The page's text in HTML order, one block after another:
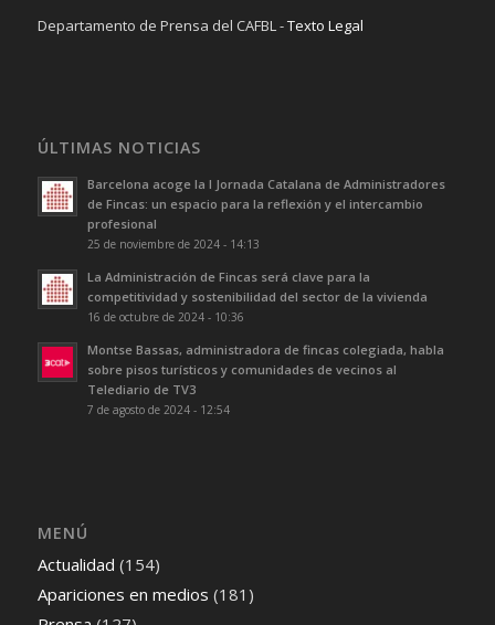
Departamento de Prensa del CAFBL -Texto Legal
ÚLTIMAS NOTICIAS
Barcelona acoge la I Jornada Catalana de Administradores
de Fincas: un espacio para la reflexión y el intercambio
profesional
25 de noviembre de 2024 - 14:13
La Administración de Fincas será clave para la
competitividad y sostenibilidad del sector de la vivienda
16 de octubre de 2024 - 10:36
Montse Bassas, administradora de fincas colegiada, habla
sobre pisos turísticos y comunidades de vecinos al
Telediario de TV3
7 de agosto de 2024 - 12:54
MENÚ
Actualidad (154)
Apariciones en medios (181)